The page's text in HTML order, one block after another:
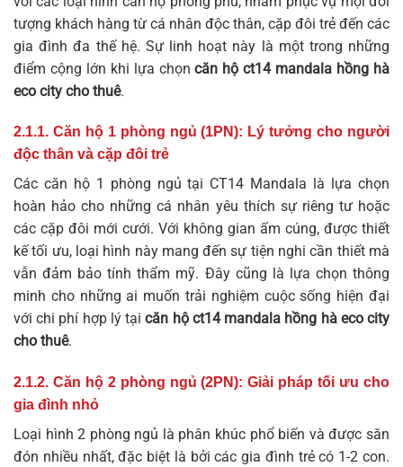
tượng khách hàng từ cá nhân độc thân, cặp đôi trẻ đến các
gia đình đa thế hệ. Sự linh hoạt này là một trong những
điểm cộng lớn khi lựa chọncăn hộ ct14 mandala hồng hà
eco city cho thuê.
2.1.1. Căn hộ 1 phòng ngủ (1PN): Lý tưởng cho người
độc thân và cặp đôi trẻ
Các căn hộ 1 phòng ngủ tại CT14 Mandala là lựa chọn
hoàn hảo cho những cá nhân yêu thích sự riêng tư hoặc
các cặp đôi mới cưới. Với không gian ấm cúng, được thiết
kế tối ưu, loại hình này mang đến sự tiện nghi cần thiết mà
vẫn đảm bảo tính thẩm mỹ. Đây cũng là lựa chọn thông
minh cho những ai muốn trải nghiệm cuộc sống hiện đại
với chi phí hợp lý tạicăn hộ ct14 mandala hồng hà eco city
cho thuê.
2.1.2. Căn hộ 2 phòng ngủ (2PN): Giải pháp tối ưu cho
gia đình nhỏ
Loại hình 2 phòng ngủ là phân khúc phổ biến và được săn
đón nhiều nhất, đặc biệt là bởi các gia đình trẻ có 1-2 con.